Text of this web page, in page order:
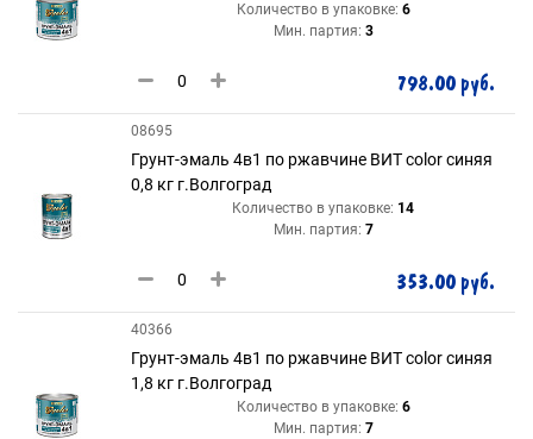
Количество в упаковке: 6
Мин. партия: 3
798.00 руб.
08695
Грунт-эмаль 4в1 по ржавчине ВИТ color синяя
0,8 кг г.Волгоград
Количество в упаковке: 14
Мин. партия: 7
353.00 руб.
40366
Грунт-эмаль 4в1 по ржавчине ВИТ color синяя
1,8 кг г.Волгоград
Количество в упаковке: 6
Мин. партия: 7